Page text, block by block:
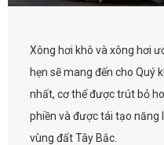
Xông hơi khô và xông hơi
hẹn sẽ mang đến cho Quý
nhất, cơ thể được trút bỏ
phiền và được tái tạo
vùng đất Tây Bắc.